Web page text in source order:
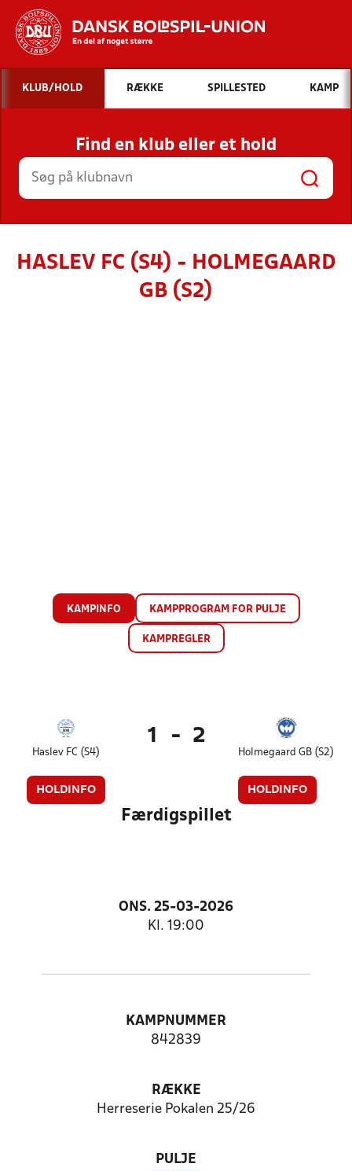
Hvad vil du søge efter?
INDHOLD OG NYHEDER
STILLINGER, RESULTATER, KLUBBER OG
HOLD
KLUB/HOLD RÆKKE SPILLESTED KAMP
Find en klub eller et hold
HASLEV FC (S4) - HOLMEGAARD
GB (S2)
KAMPINFO KAMPPROGRAM FOR PULJE
KAMPREGLER
Haslev FC (S4)
HOLDINFO
1 - 2
Holmegaard GB (S2)
HOLDINFO
Færdigspillet
ONS. 25-03-2026
Kl. 19:00
KAMPNUMMER
842839
RÆKKE
Herreserie Pokalen 25/26
PULJE